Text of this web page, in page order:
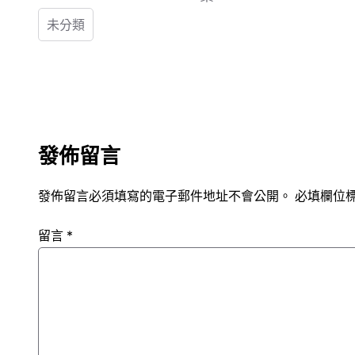
未分類
發佈留言
發佈留言必須填寫的電子郵件地址不會公開。 必填欄位
留言 *